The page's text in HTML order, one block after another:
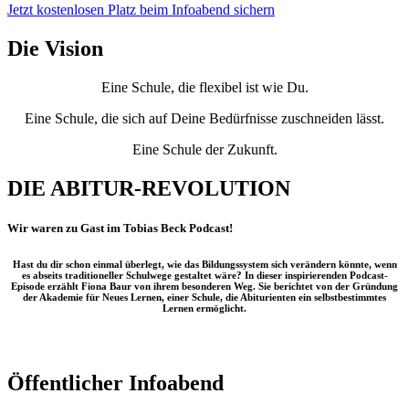
Jetzt kostenlosen Platz beim Infoabend sichern
Die Vision
Eine Schule, die flexibel ist wie Du.
Eine Schule, die sich auf Deine Bedürfnisse zuschneiden lässt.
Eine Schule der Zukunft.
DIE ABITUR-REVOLUTION
Wir waren zu Gast im Tobias Beck Podcast!
Hast du dir schon einmal überlegt, wie das Bildungssystem sich verändern könnte, wenn
es abseits traditioneller Schulwege gestaltet wäre? In dieser inspirierenden Podcast-
Episode erzählt Fiona Baur von ihrem besonderen Weg. Sie berichtet von der Gründung
der Akademie für Neues Lernen, einer Schule, die Abiturienten ein selbstbestimmtes
Lernen ermöglicht.
Öffentlicher Infoabend